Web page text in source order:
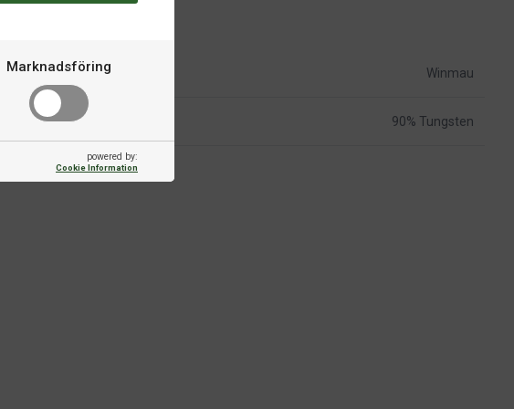
Marknadsföring
powered by:
Cookie Information
Winmau
90% Tungsten